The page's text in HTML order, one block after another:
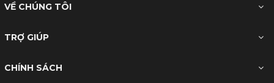
VỀ CHÚNG TÔI
TRỢ GIÚP
CHÍNH SÁCH